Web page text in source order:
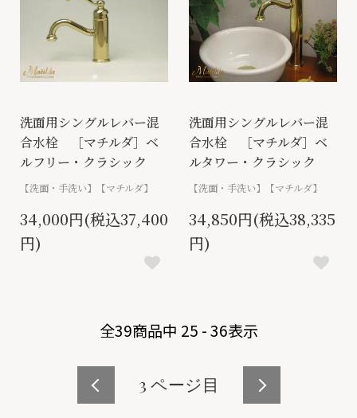
洗面用シングルレバー混
合水栓 ［マチルダ］ベ
ルフリー・クラシック
【洗面・手洗い】【マチルダ】
34,000円(税込37,400
円)
洗面用シングルレバー混
合水栓 ［マチルダ］ベ
ルタワー・クラシック
【洗面・手洗い】【マチルダ】
34,850円(税込38,335
円)
全39商品中 25 - 36表示
3 ページ目